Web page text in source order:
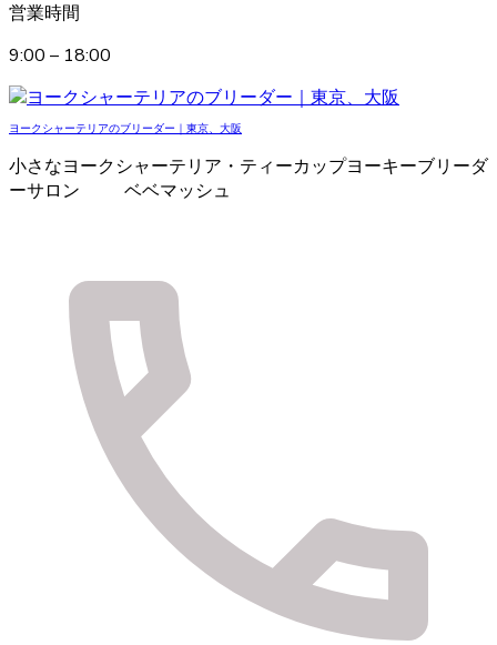
営業時間
9:00 – 18:00
ヨークシャーテリアのブリーダー｜東京、大阪
小さなヨークシャーテリア・ティーカップヨーキーブリーダ
ーサロン ベベマッシュ